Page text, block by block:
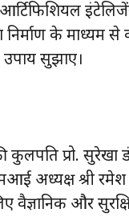
के माध्यम से
उपाय सुझाए।
की कुलपति प्रो.
अध्यक्ष श्री
वैज्ञानिक और